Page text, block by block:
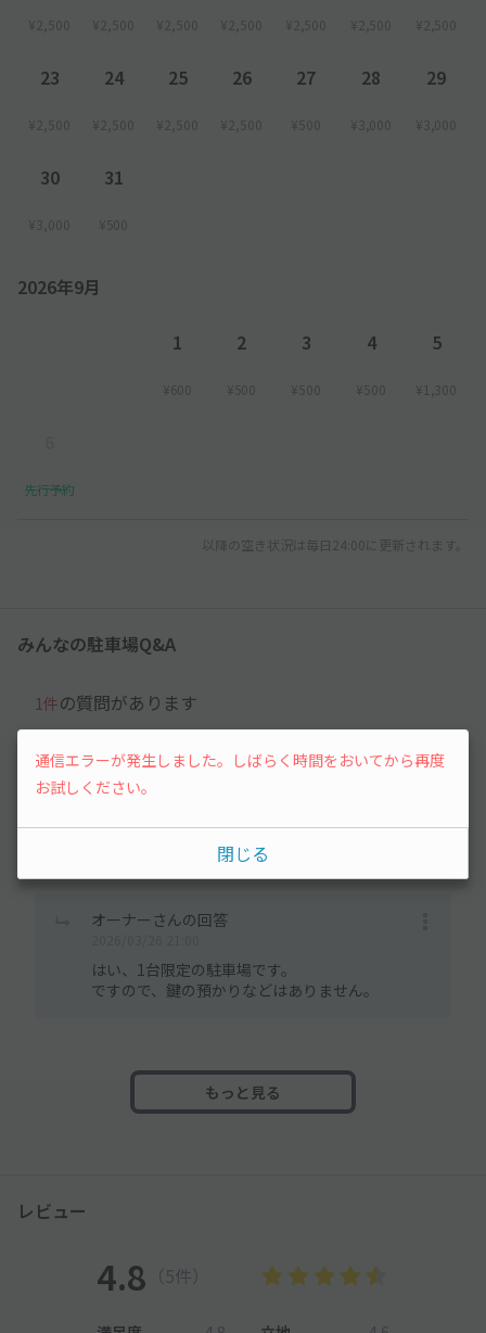
¥2,500 ¥2,500 ¥2,500 ¥2,500 ¥2,500 ¥2,500 ¥2,500
23
¥2,500
24
¥2,500
25
¥2,500
26
¥2,500
27
¥500
28
¥3,000
29
¥3,000
30
¥3,000
31
¥500
2026年9月
1
¥600
2
¥500
3
¥500
4
¥500
5
¥1,300
先行予約
以降の空き状況は毎日24:00に更新されます。
みんなの駐車場Q&A
1件の質問があります
user_afa3a7さん
2026/03/26 19:59
駐車場は1台停める用の駐車場ですか？
駐車場が縦長のようですが、他のお客さんも停めたりして 縦
列になる場合鍵を預けたりしないといけないですか？
オーナーさんの回答
はい、1台限定の駐車場です。
ですので、鍵の預かりなどはありません。
もっと見る
レビュー
4.8 （5件）
通信エラーが発生しました。しばらく時間をおいてから再度
お試しください。
閉じる